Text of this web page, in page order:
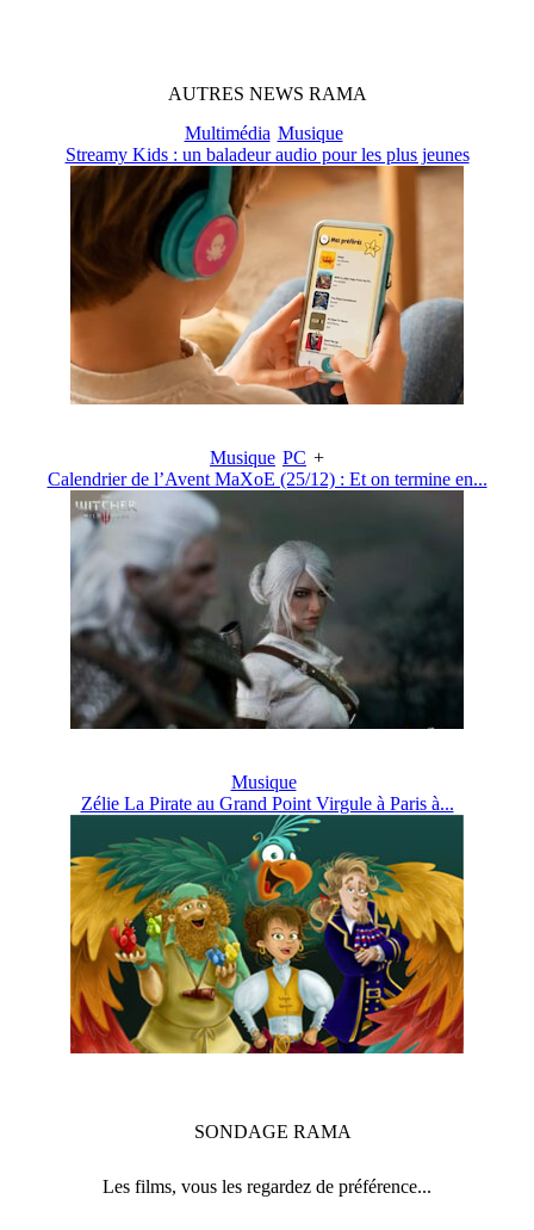
AUTRES NEWS RAMA
Multimédia Musique
Streamy Kids : un baladeur audio pour les plus jeunes
Musique PC +
Calendrier de l’Avent MaXoE (25/12) : Et on termine en...
Musique
Zélie La Pirate au Grand Point Virgule à Paris à...
SONDAGE RAMA
Les films, vous les regardez de préférence...